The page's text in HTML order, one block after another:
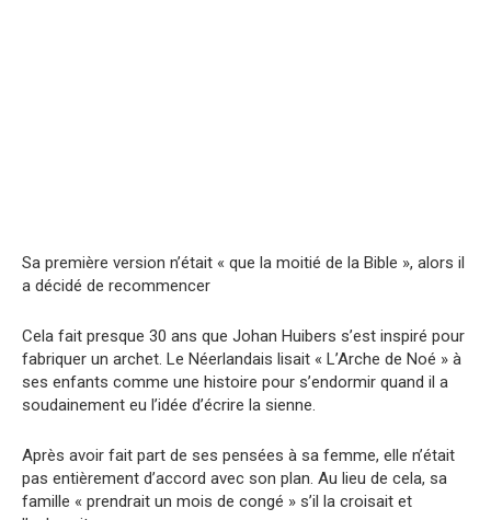
Sa première version n’était « que la moitié de la Bible », alors il
a décidé de recommencer
Cela fait presque 30 ans que Johan Huibers s’est inspiré pour
fabriquer un archet. Le Néerlandais lisait « L’Arche de Noé » à
ses enfants comme une histoire pour s’endormir quand il a
soudainement eu l’idée d’écrire la sienne.
Après avoir fait part de ses pensées à sa femme, elle n’était
pas entièrement d’accord avec son plan. Au lieu de cela, sa
famille « prendrait un mois de congé » s’il la croisait et